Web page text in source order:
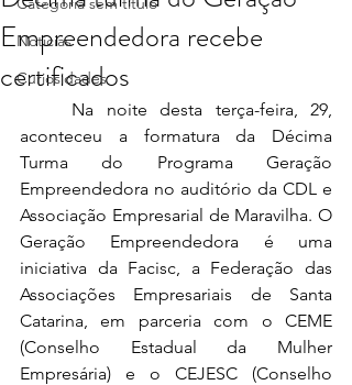
Noticias
Curiosidades
Empreendedora recebe
certificados
aconteceu a formatura da Décima
Turma do Programa Geração
Empreendedora no auditório da CDL e
Associação Empresarial de Maravilha. O
Geração Empreendedora é uma
iniciativa da Facisc, a Federação das
Associações Empresariais de Santa
Catarina, em parceria com o CEME
(Conselho Estadual da Mulher
Empresária) e o CEJESC (Conselho